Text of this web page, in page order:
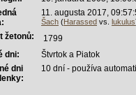
11. augusta 2017,
Šach (Harassed vs. lukulus
žetonů:
1799
dni:
Štvrtok a Piatok
dni
10 dní - používa